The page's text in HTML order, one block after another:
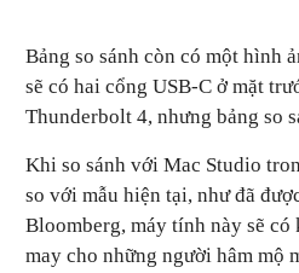
Bảng so sánh còn có một hình
sẽ có hai cổng USB-C ở mặt
Thunderbolt 4, nhưng bảng so
Khi so sánh với Mac Studio
so với mẫu hiện tại, như đã
Bloomberg, máy tính này sẽ
may cho những người hâm mộ